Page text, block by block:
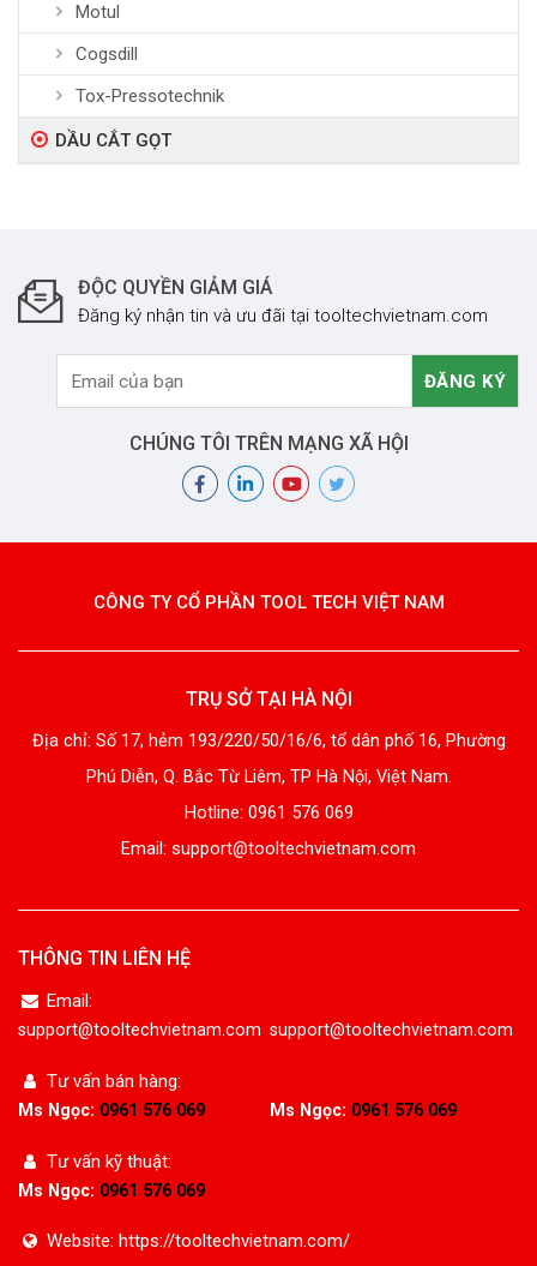
Motul
Cogsdill
Tox-Pressotechnik
DẦU CẮT GỌT
ĐỘC QUYỀN GIẢM GIÁ
Đăng ký nhận tin và ưu đãi tại tooltechvietnam.com
CHÚNG TÔI TRÊN MẠNG XÃ HỘI
CÔNG TY CỔ PHẦN TOOL TECH VIỆT NAM
TRỤ SỞ TẠI HÀ NỘI
Địa chỉ: Số 17, hẻm 193/220/50/16/6, tổ dân phố 16, Phường
Phú Diễn, Q. Bắc Từ Liêm, TP Hà Nội, Việt Nam.
Hotline: 0961 576 069
Email: support@tooltechvietnam.com
THÔNG TIN LIÊN HỆ
Email:
support@tooltechvietnam.com support@tooltechvietnam.com
Tư vấn bán hàng:
Ms Ngọc: 0961 576 069 Ms Ngọc: 0961 576 069
Tư vấn kỹ thuật:
Ms Ngọc: 0961 576 069
Website: https://tooltechvietnam.com/